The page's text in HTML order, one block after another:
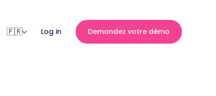
Log in Demandez votre démo